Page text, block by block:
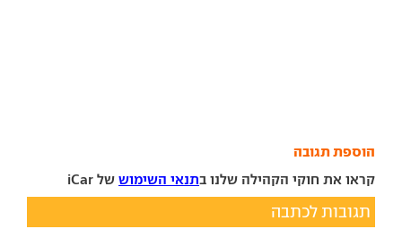
הוספת תגובה
קראו את חוקי הקהילה שלנו בתנאי השימוש של iCar
תגובות לכתבה